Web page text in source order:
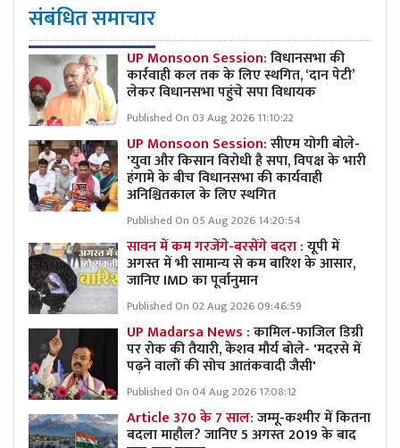
संबंधित समाचार
UP Monsoon Session:विधानसभा की
कार्रवाही कल तक के लिए स्थगित, ‘दान पेटी’
लेकर विधानसभा पहुंचे सपा विधायक
Published On 03 Aug 2026 11:10:22
UP Monsoon Session:सीएम योगी बोले-
'युवा और किसान विरोधी है सपा, विपक्ष के भारी
हंगामे के बीच विधानसभा की कार्यवाही
अनिश्चितकाल के लिए स्थगित
Published On 05 Aug 2026 14:20:54
सावन में कम गरजेंगे-बरसेंगे बदरा :यूपी में
अगस्त में भी सामान्य से कम बारिश के आसार,
जानिए IMD का पूर्वानुमान
Published On 02 Aug 2026 09:46:59
UP Madarsa News :कामिल-फाजिल डिग्री
पर रोक की तैयारी, केशव मौर्य बोले- 'मदरसे में
पढ़ने वालों की सोच आतंकवादी जैसी'
Published On 04 Aug 2026 17:08:12
Article 370 के 7 साल:जम्मू-कश्मीर में कितना
बदला माहौल? जानिए 5 अगस्त 2019 के बाद